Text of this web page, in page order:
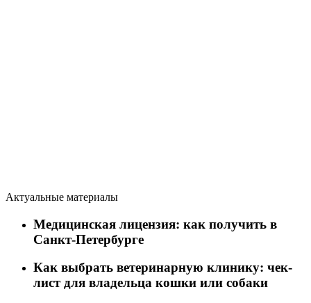
Актуальные материалы
Медицинская лицензия: как получить в
Санкт-Петербурге
Как выбрать ветеринарную клинику: чек-
лист для владельца кошки или собаки